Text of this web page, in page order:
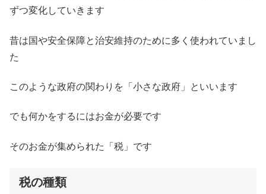
ずつ変化していきます
昔は国や安全保障と治安維持のために多く使われていまし
た
このような政府の関わりを「小さな政府」といいます
でも何かをするにはお金が必要です
そのお金が集められた「税」です
税の種類